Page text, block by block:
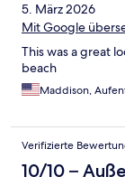
5. März 2026
Mit Google
This was a great
beach
Maddison,
Verifizierte
10/10 –